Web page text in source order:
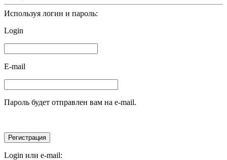
Используя логин и пароль:
Login
E-mail
Пароль будет отправлен вам на e-mail.
Login или e-mail: